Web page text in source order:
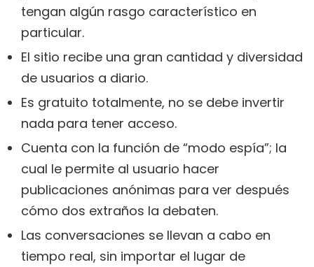
tengan algún rasgo característico en
particular.
El sitio recibe una gran cantidad y diversidad
de usuarios a diario.
Es gratuito totalmente, no se debe invertir
nada para tener acceso.
Cuenta con la función de “modo espía”; la
cual le permite al usuario hacer
publicaciones anónimas para ver después
cómo dos extraños la debaten.
Las conversaciones se llevan a cabo en
tiempo real, sin importar el lugar de